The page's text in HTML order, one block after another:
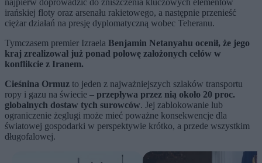
najpierw doprowadzić do zniszczenia kluczowych elementów
irańskiej floty oraz arsenału rakietowego, a następnie przenieść
ciężar działań na presję dyplomatyczną wobec Teheranu.
Tymczasem premier Izraela Benjamin Netanyahu ocenił, że jego
kraj zrealizował już ponad połowę założonych celów w
konflikcie z Iranem.
Cieśnina Ormuz to jeden z najważniejszych szlaków transportu
ropy i gazu na świecie – przepływa przez nią około 20 proc.
globalnych dostaw tych surowców. Jej zablokowanie lub
ograniczenie żeglugi może mieć poważne konsekwencje dla
światowej gospodarki w perspektywie krótko, a przede wszystkim
długofalowej.